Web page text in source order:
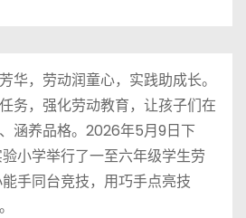
华，劳动润童心，实践助成长。
务，强化劳动教育，让孩子们在
涵养品格。2026年5月9日下
小学举行了一至六年级学生劳
手同台竞技，用巧手点亮技